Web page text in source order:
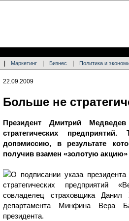
Маркетинг Бизнес Политика и
22.09.2009
Больше не
Президент Дмитрий
стратегических
допэмиссию, в результате
получив взамен «золотую акцию»
О подписании указа
стратегических предприятий
совладелец страховщика Данил
департамента Минфина Вера
президента.